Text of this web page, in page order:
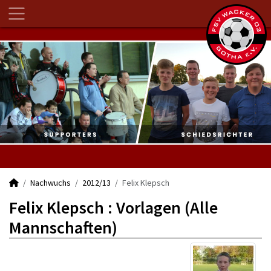
Nachwuchs 2012/13 Felix Klepsch
Felix Klepsch : Vorlagen (Alle
Mannschaften)